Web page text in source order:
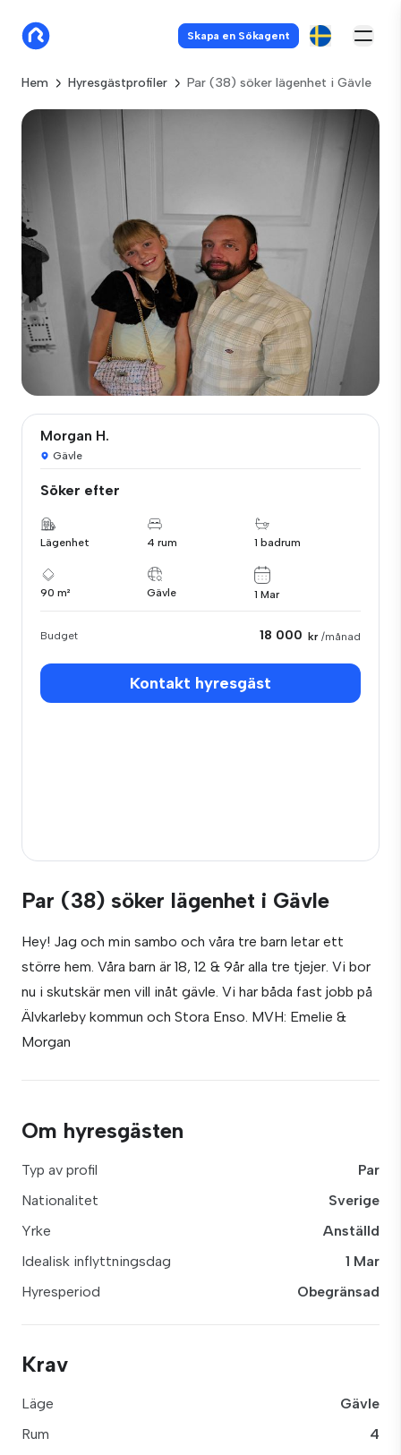
Skapa en Sökagent
Hem Hyresgästprofiler Par (38) söker lägenhet i Gävle
Morgan H.
Gävle
Söker efter
Lägenhet 4 rum 1 badrum
90 m² Gävle 1 Mar
Budget 18 000 kr /månad
Kontakt hyresgäst
Par (38) söker lägenhet i Gävle
Hey! Jag och min sambo och våra tre barn letar ett
större hem. Våra barn är 18, 12 & 9år alla tre tjejer. Vi bor
nu i skutskär men vill inåt gävle. Vi har båda fast jobb på
Älvkarleby kommun och Stora Enso. MVH: Emelie &
Morgan
Om hyresgästen
Typ av profil
Par
Nationalitet
Sverige
Yrke
Anställd
Idealisk inflyttningsdag
1 Mar
Hyresperiod
Obegränsad
Krav
Läge
Gävle
Rum
4